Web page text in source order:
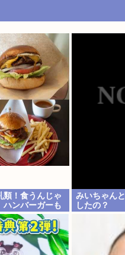
類！食うんじゃ
ハンバーガーも
みいちゃん
したの？